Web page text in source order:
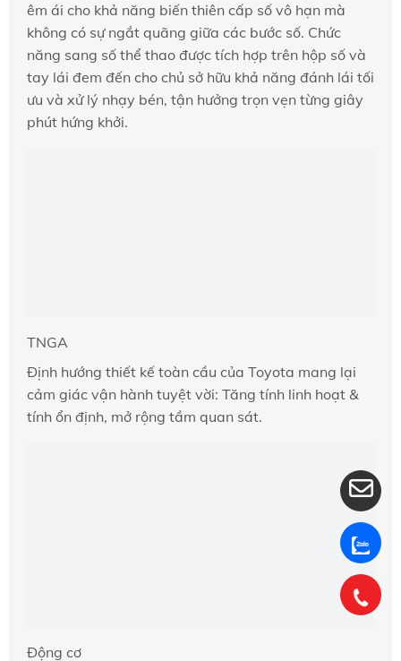
êm ái cho khả năng biến thiên cấp số vô hạn mà
không có sự ngắt quãng giữa các bước số. Chức
năng sang số thể thao được tích hợp trên hộp số và
tay lái đem đến cho chủ sở hữu khả năng đánh lái tối
ưu và xử lý nhạy bén, tận hưởng trọn vẹn từng giây
phút hứng khởi.
TNGA
Định hướng thiết kế toàn cầu của Toyota mang lại
cảm giác vận hành tuyệt vời: Tăng tính linh hoạt &
tính ổn định, mở rộng tầm quan sát.
Động cơ